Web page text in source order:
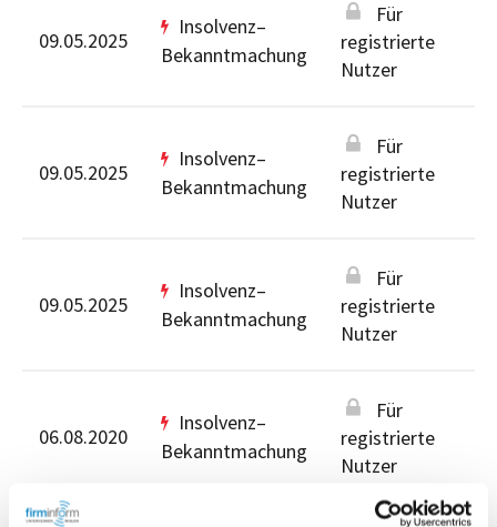
09.05.2025
Insolvenz–
Bekanntmachung
Für
registrierte
Nutzer
09.05.2025
Insolvenz–
Bekanntmachung
Für
registrierte
Nutzer
09.05.2025
Insolvenz–
Bekanntmachung
Für
registrierte
Nutzer
06.08.2020
Insolvenz–
Bekanntmachung
Für
registrierte
Nutzer